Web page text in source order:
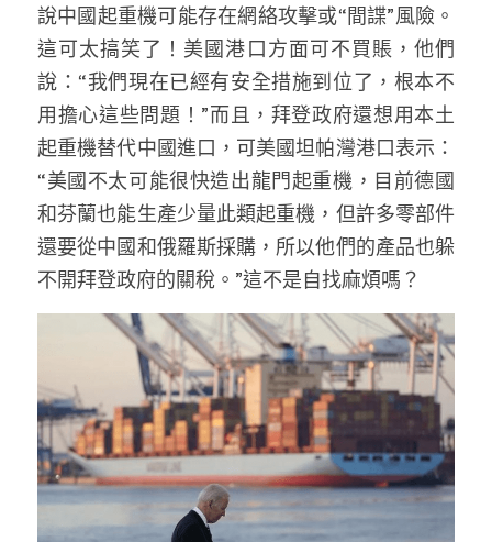
陳貴春大律師專欄
陳子遷律師專欄
羅浚軒專欄
溫志倫專欄
汪明欣專欄
張美雄專欄
莊豪鋒專欄
香港科技專上書院｜專欄
說中國起重機可能存在網絡攻擊或“間諜”風險。
這可太搞笑了！美國港口方面可不買賬，他們
說：“我們現在已經有安全措施到位了，根本不
用擔心這些問題！”而且，拜登政府還想用本土
起重機替代中國進口，可美國坦帕灣港口表示：
“美國不太可能很快造出龍門起重機，目前德國
和芬蘭也能生產少量此類起重機，但許多零部件
還要從中國和俄羅斯採購，所以他們的產品也躲
不開拜登政府的關稅。”這不是自找麻煩嗎？